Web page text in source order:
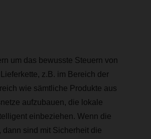
um das bewusste Steuern von
z.B. im Bereich der
wie sämtliche Produkte aus
aufzubauen, die lokale
einbeziehen. Wenn die
sind mit Sicherheit die